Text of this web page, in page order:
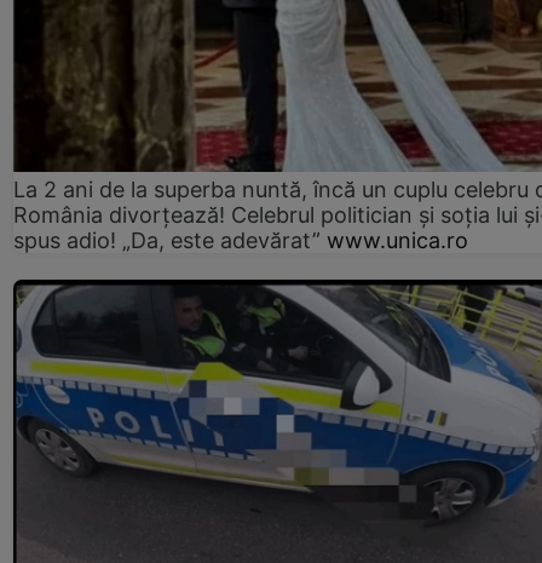
La 2 ani de la superba nuntă, încă un cuplu celebru
România divorțează! Celebrul politician și soția lui
spus adio! „Da, este adevărat” www.unica.ro